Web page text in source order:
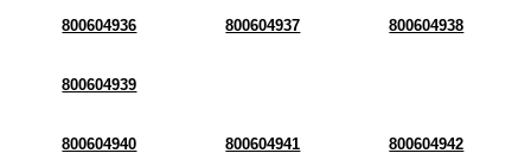
800604936 800604937 800604938
800604939
800604940 800604941 800604942